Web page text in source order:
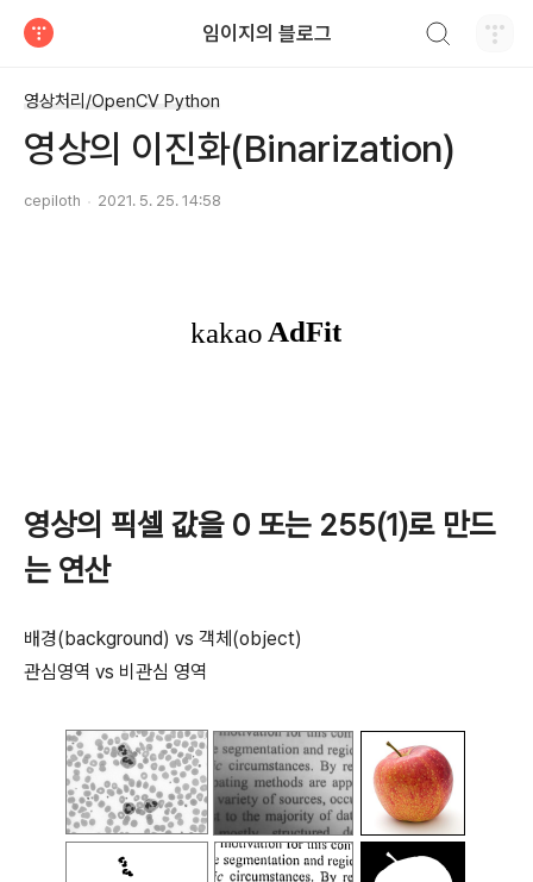
임이지의 블로그
영상처리/OpenCV Python
영상의 이진화(Binarization)
cepiloth 2021. 5. 25. 14:58
영상의 픽셀 값을 0 또는 255(1)로 만드
는 연산
배경(background) vs 객체(object)
관심영역 vs 비관심 영역